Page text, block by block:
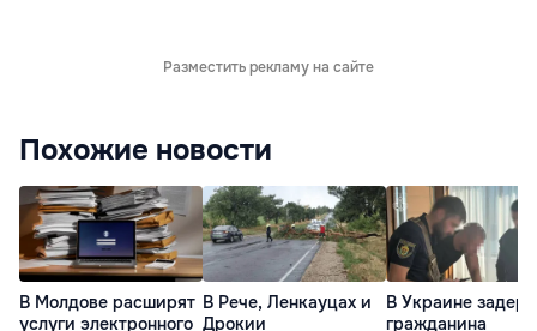
Разместить рекламу на сайте
Похожие новости
В Молдове расширят
услуги электронного
В Рече, Ленкауцах и
Дрокии
В Украине
гражданина